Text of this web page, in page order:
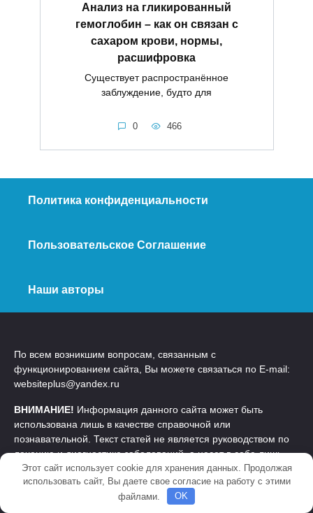
Анализ на гликированный
гемоглобин – как он связан с
сахаром крови, нормы,
расшифровка
Существует распространённое
заблуждение, будто для
0 466
Политика конфиденциальности
Пользовательское Соглашение
Наши авторы
По всем возникшим вопросам, связанным с
функционированием сайта, Вы можете связаться по E-mail:
websiteplus@yandex.ru
ВНИМАНИЕ! Информация данного сайта может быть
использована лишь в качестве справочной или
познавательной. Текст статей не является руководством по
лечению и диагностике заболеваний, а несет в себе лишь
познавательную информацию. Эта информация не может
быть использована в качестве научного материала,
руководства по диагностике и лечению заболеваний — это
Этот сайт использует cookie для хранения данных. Продолжая
использовать сайт, Вы даете свое согласие на работу с этими
файлами.
OK